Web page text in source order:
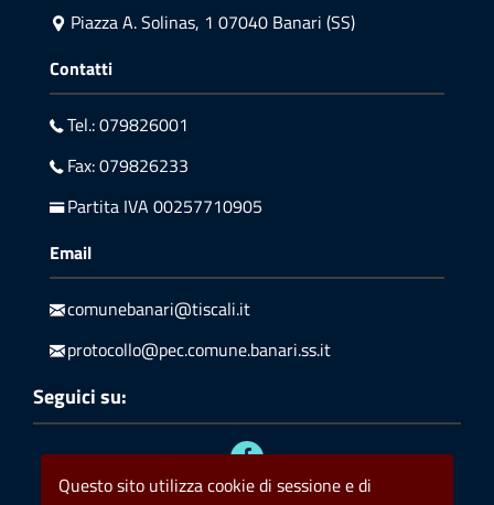
Questo sito utilizza cookie di sessione e di
Piazza A. Solinas, 1 07040 Banari (SS)
Contatti
Tel.: 079826001
Fax: 079826233
Partita IVA 00257710905
Email
comunebanari@tiscali.it
protocollo@pec.comune.banari.ss.it
Seguici su: